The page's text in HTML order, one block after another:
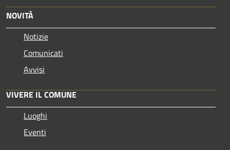
NOVITÀ
Notizie
Comunicati
Avvisi
VIVERE IL COMUNE
Luoghi
Eventi